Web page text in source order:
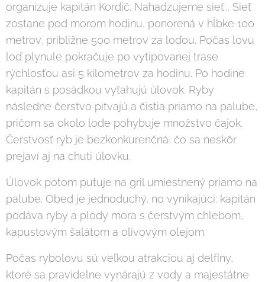
organizuje kapitán Kordič. Nahadzujeme sieť... Sieť
zostane pod morom hodinu, ponorená v hĺbke 100
metrov, približne 500 metrov za loďou. Počas lovu
loď plynule pokračuje po vytipovanej trase
rýchlosťou asi 5 kilometrov za hodinu. Po hodine
kapitán s posádkou vyťahujú úlovok. Ryby
následne čerstvo pitvajú a čistia priamo na palube,
pričom sa okolo lode pohybuje množstvo čajok.
Čerstvosť rýb je bezkonkurenčná, čo sa neskôr
prejaví aj na chuti úlovku.
Úlovok potom putuje na gril umiestnený priamo na
palube. Obed je jednoduchý, no vynikajúci: kapitán
podáva ryby a plody mora s čerstvým chlebom,
kapustovým šalátom a olivovým olejom.
Počas rybolovu sú veľkou atrakciou aj delfíny,
ktoré sa pravidelne vynárajú z vody a majestátne